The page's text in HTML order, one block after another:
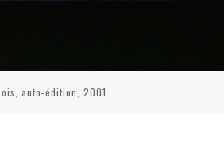
auto-édition, 2001